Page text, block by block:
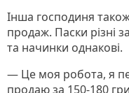
Інша господиня
продаж. Паски різні
та начинки однакові.
— Це моя робота, я
продаю за 150-180